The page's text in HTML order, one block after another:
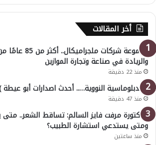
أخر المقالات
مجموعة شركات
والريادة في صناعة وتجارة الموازين
منذ 22 دقيقة
( الدبلوماسية النووية….. أحدث اصدارات أبو عيطة
منذ 47 دقيقة
الدكتورة مرفت فايز السالم: تساقط الشعر..
ومتى يستدعي استشارة الطبيب؟
منذ ساعتين